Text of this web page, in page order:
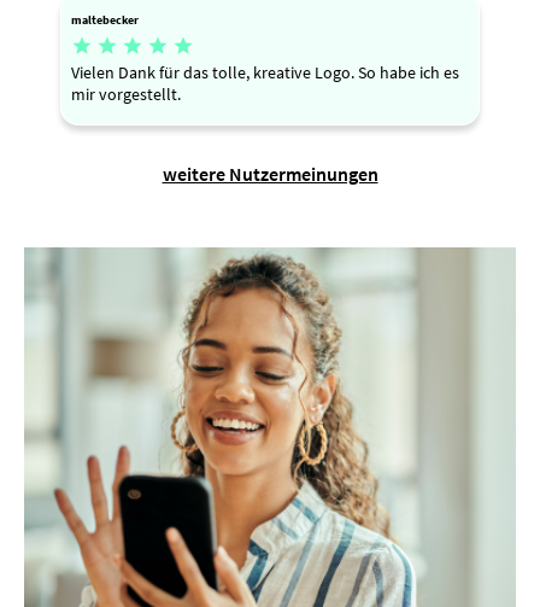
maltebecker
    
Vielen Dank für das tolle, kreative Logo. So habe ich es
mir vorgestellt.
weitere Nutzermeinungen